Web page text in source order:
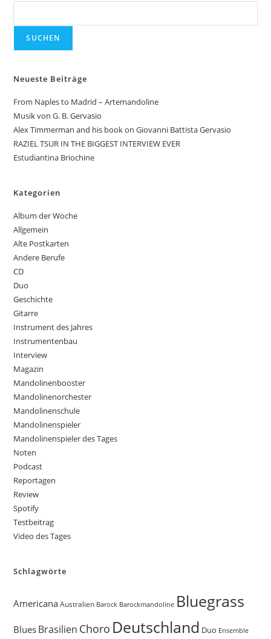
SUCHEN
Neueste Beiträge
From Naples to Madrid – Artemandoline
Musik von G. B. Gervasio
Alex Timmerman and his book on Giovanni Battista Gervasio
RAZIEL TSUR IN THE BIGGEST INTERVIEW EVER
Estudiantina Briochine
Kategorien
Album der Woche
Allgemein
Alte Postkarten
Andere Berufe
CD
Duo
Geschichte
Gitarre
Instrument des Jahres
Instrumentenbau
Interview
Magazin
Mandolinenbooster
Mandolinenorchester
Mandolinenschule
Mandolinenspieler
Mandolinenspieler des Tages
Noten
Podcast
Reportagen
Review
Spotify
Testbeitrag
Video des Tages
Schlagwörte
Americana Australien Barock Barockmandoline Bluegrass
Blues Brasilien Choro Deutschland Duo Ensemble